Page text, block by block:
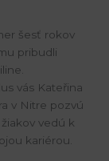
šesť rokov
pribudli
vás Kateřina
v Nitre pozvú
vedú k
kariérou.